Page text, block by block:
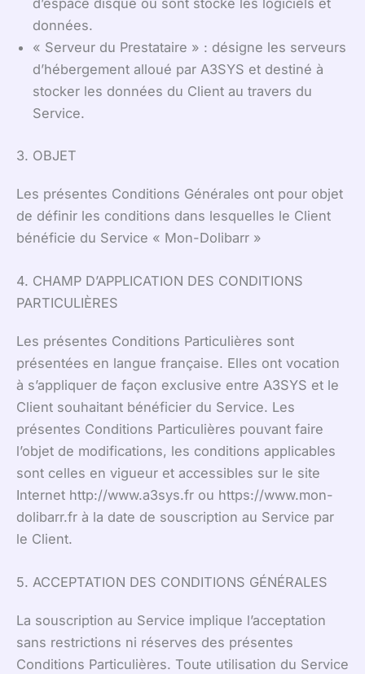
d’espace disque où sont stocké les logiciels et
données.
« Serveur du Prestataire » : désigne les serveurs
d’hébergement alloué par A3SYS et destiné à
stocker les données du Client au travers du
Service.
3. OBJET
Les présentes Conditions Générales ont pour objet
de définir les conditions dans lesquelles le Client
bénéficie du Service « Mon-Dolibarr »
4. CHAMP D’APPLICATION DES CONDITIONS
PARTICULIÈRES
Les présentes Conditions Particulières sont
présentées en langue française. Elles ont vocation
à s’appliquer de façon exclusive entre A3SYS et le
Client souhaitant bénéficier du Service. Les
présentes Conditions Particulières pouvant faire
l’objet de modifications, les conditions applicables
sont celles en vigueur et accessibles sur le site
Internet http://www.a3sys.fr ou https://www.mon-
dolibarr.fr à la date de souscription au Service par
le Client.
5. ACCEPTATION DES CONDITIONS GÉNÉRALES
La souscription au Service implique l’acceptation
sans restrictions ni réserves des présentes
Conditions Particulières. Toute utilisation du Service